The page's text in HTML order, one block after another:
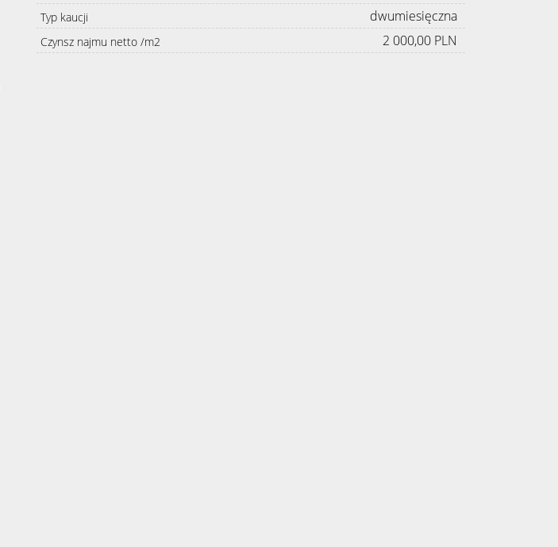
Typ kaucji
dwumiesięczna
Czynsz najmu netto /m2 2 000,00 PLN